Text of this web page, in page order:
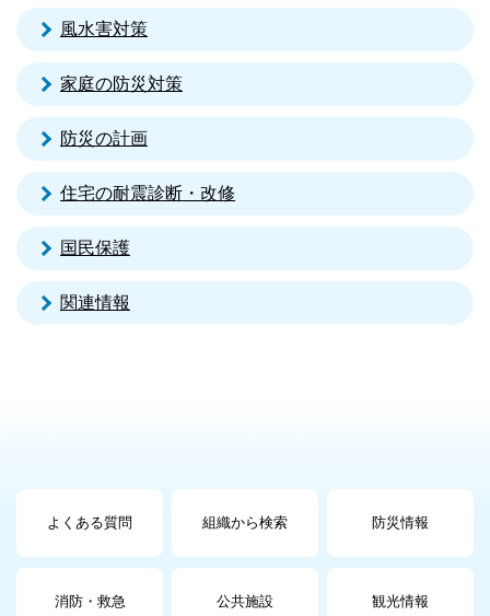
風水害対策
家庭の防災対策
防災の計画
住宅の耐震診断・改修
国民保護
関連情報
よくある質問 組織から検索 防災情報
消防・救急 公共施設 観光情報